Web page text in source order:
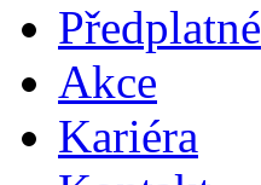
Předplatné
Akce
Kariéra